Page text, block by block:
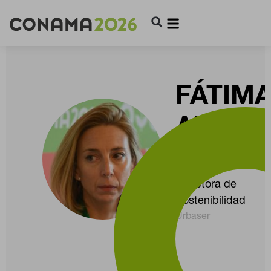
Directora de
Sostenibilidad
Urbaser
CONFIGURACIÓN DE COOKIES
RECHAZAR TODO